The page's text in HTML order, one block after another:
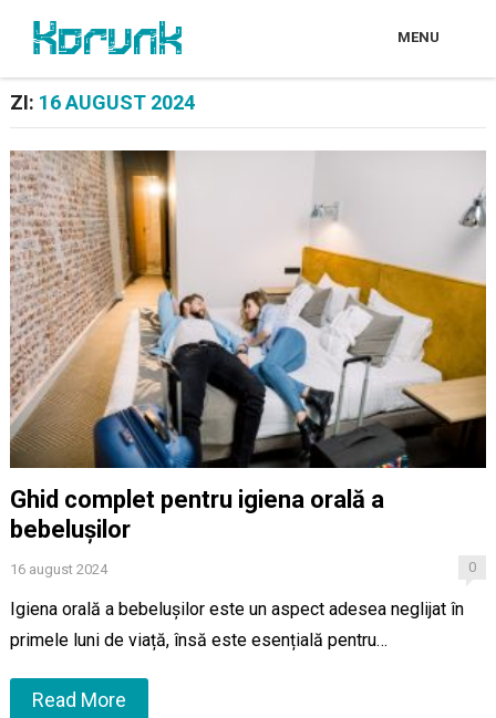
MENU
ZI: 16 AUGUST 2024
Ghid complet pentru igiena orală a
bebelușilor
16 august 2024 0
Igiena orală a bebelușilor este un aspect adesea neglijat în
primele luni de viață, însă este esențială pentru…
Read More